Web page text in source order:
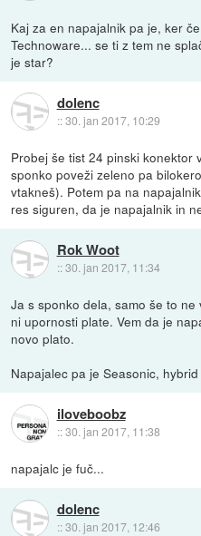
Kaj za en napajalnik pa je, ker
Technoware... se ti z tem ne
je star?
dolenc
::30. jan 2017, 10:29
Probej še tist 24 pinski konektor
sponko poveži zeleno pa
vtakneš). Potem pa na
res siguren, da je napajalnik in
Rok Woot
::30. jan 2017, 11:34
Ja s sponko dela, samo še to
ni upornosti plate. Vem da je
novo plato.
Napajalec pa je Seasonic,
iloveboobz
::30. jan 2017, 11:38
napajalc je fuč...
dolenc
::30. jan 2017, 12:46